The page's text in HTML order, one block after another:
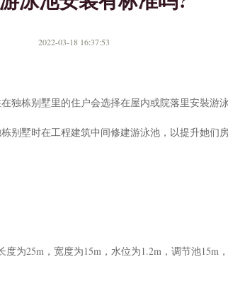
2022-03-18 16:37:53
独栋别墅里的住户会选择在屋内或院落里安裝游
墅时在工程建筑中间修建游泳池，以提升她们房
为25m，宽度为15m，水位为1.2m，调节池15m